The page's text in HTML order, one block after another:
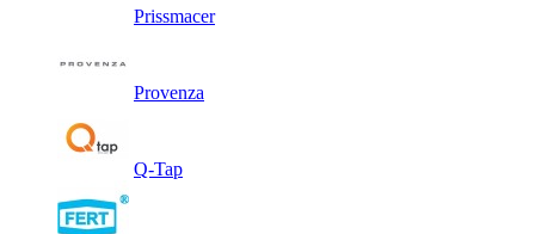
Prissmacer
Provenza
Q-Tap